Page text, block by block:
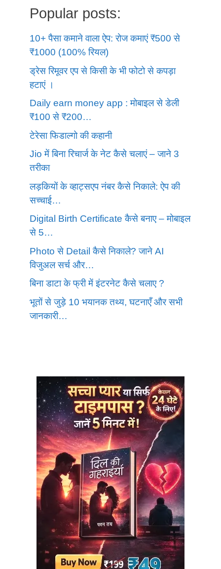
Popular posts:
10+ पैसा कमाने वाला ऐप: रोज कमाएं ₹500 से
₹1000 (100% रियल)
ड्रेस रिमूवर एप से किसी के भी फोटो से कपड़ा
हटाएं ।
Daily earn money app : मोबाइल से डेली
₹100 से ₹200…
टेरेसा फिडाल्गो की कहानी
Jio में बिना रिचार्ज के नेट कैसे चलाएं – जाने 3
तरीका
लड़कियों के व्हाट्सएप नंबर कैसे निकाले: ऐप की
सच्चाई…
Digital Birth Certificate कैसे बनाए – मोबाइल
से 5…
Photo से Detail कैसे निकाले? जाने AI
विजुअल सर्च और…
बिना डाटा के फ्री में इंटरनेट कैसे चलाए ?
भूतों से जुड़े 10 भयानक तथ्य, घटनाएँ और सभी
जानकारी…